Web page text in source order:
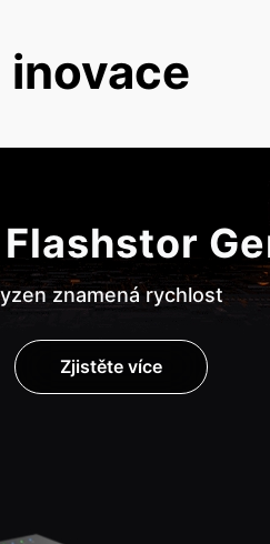
Flashstor
znamená rychlost
Zjistěte více